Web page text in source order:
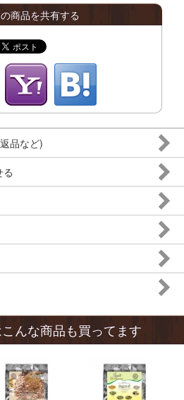
商品を共有する
品など)
んな商品も買ってます